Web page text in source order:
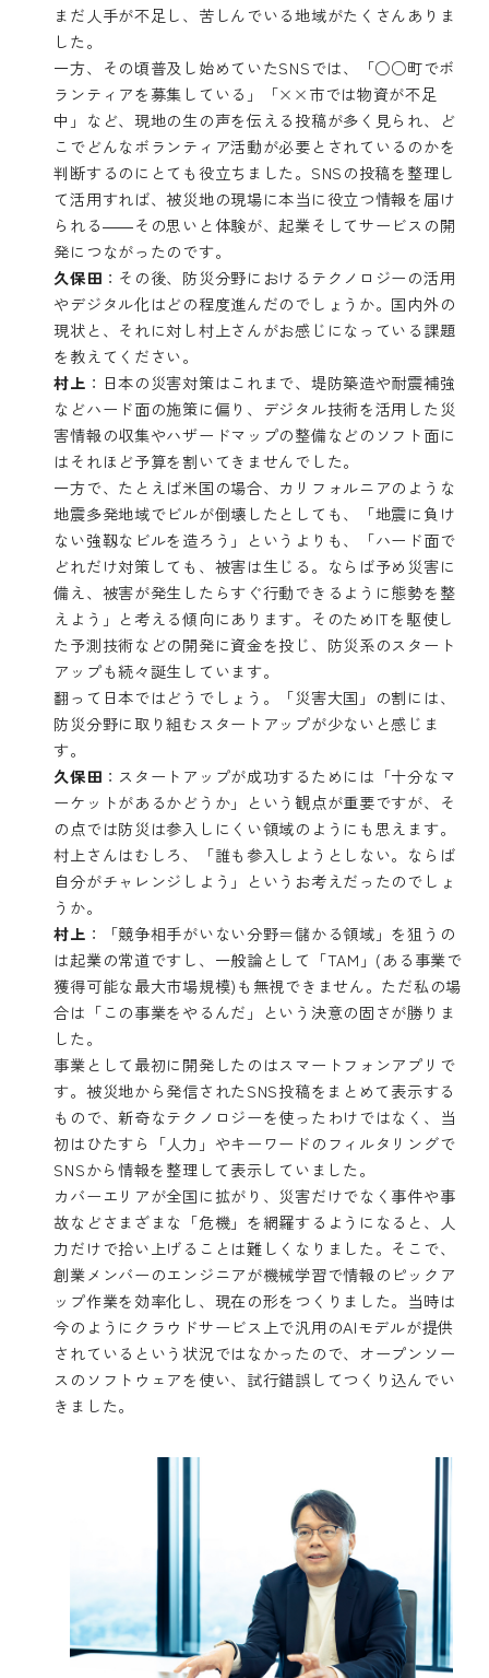
まだ人手が不足し、苦しんでいる地域がたくさんありま
した。
一方、その頃普及し始めていたSNSでは、「○○町でボ
ランティアを募集している」「××市では物資が不足
中」など、現地の生の声を伝える投稿が多く見られ、ど
こでどんなボランティア活動が必要とされているのかを
判断するのにとても役立ちました。SNSの投稿を整理し
て活用すれば、被災地の現場に本当に役立つ情報を届け
られる――その思いと体験が、起業そしてサービスの開
発につながったのです。
久保田 ：その後、防災分野におけるテクノロジーの活用
やデジタル化はどの程度進んだのでしょうか。国内外の
現状と、それに対し村上さんがお感じになっている課題
を教えてください。
村上 ：日本の災害対策はこれまで、堤防築造や耐震補強
などハード面の施策に偏り、デジタル技術を活用した災
害情報の収集やハザードマップの整備などのソフト面に
はそれほど予算を割いてきませんでした。
一方で、たとえば米国の場合、カリフォルニアのような
地震多発地域でビルが倒壊したとしても、「地震に負け
ない強靱なビルを造ろう」というよりも、「ハード面で
どれだけ対策しても、被害は生じる。ならば予め災害に
備え、被害が発生したらすぐ行動できるように態勢を整
えよう」と考える傾向にあります。そのためITを駆使し
た予測技術などの開発に資金を投じ、防災系のスタート
アップも続々誕生しています。
翻って日本ではどうでしょう。「災害大国」の割には、
防災分野に取り組むスタートアップが少ないと感じま
す。
久保田 ：スタートアップが成功するためには「十分なマ
ーケットがあるかどうか」という観点が重要ですが、そ
の点では防災は参入しにくい領域のようにも思えます。
村上さんはむしろ、「誰も参入しようとしない。ならば
自分がチャレンジしよう」というお考えだったのでしょ
うか。
村上 ：「競争相手がいない分野＝儲かる領域」を狙うの
は起業の常道ですし、一般論として「TAM」(ある事業で
獲得可能な最大市場規模)も無視できません。ただ私の場
合は「この事業をやるんだ」という決意の固さが勝りま
した。
事業として最初に開発したのはスマートフォンアプリで
す。被災地から発信されたSNS投稿をまとめて表示する
もので、新奇なテクノロジーを使ったわけではなく、当
初はひたすら「人力」やキーワードのフィルタリングで
SNSから情報を整理して表示していました。
カバーエリアが全国に拡がり、災害だけでなく事件や事
故などさまざまな「危機」を網羅するようになると、人
力だけで拾い上げることは難しくなりました。そこで、
創業メンバーのエンジニアが機械学習で情報のピックア
ップ作業を効率化し、現在の形をつくりました。当時は
今のようにクラウドサービス上で汎用のAIモデルが提供
されているという状況ではなかったので、オープンソー
スのソフトウェアを使い、試行錯誤してつくり込んでい
きました。